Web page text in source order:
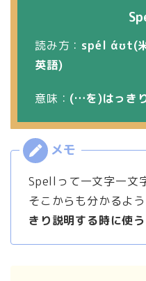
読み方： spél άʊt(
英語)
意味： (…を)はっき
Spellって一文字一文
そこからも分かるよう
きり説明する時に使